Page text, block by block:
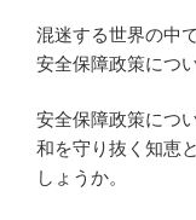
混迷する世界の中
安全保障政策につ
安全保障政策につ
和を守り抜く知恵
しょうか。